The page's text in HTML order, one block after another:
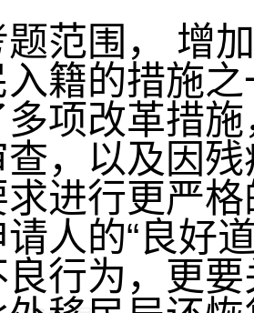
范围， 增
籍的措施
多项改革措
，以及因
进行更严
人的“良好
行为，更